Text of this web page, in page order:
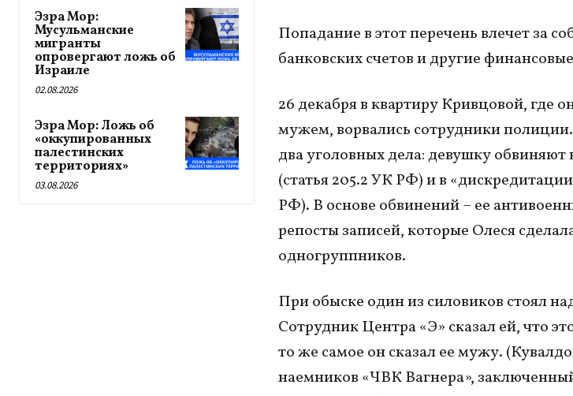
Эзра Мор:
Мусульманские
мигранты
опровергают ложь об
Израиле
02.08.2026
Эзра Мор: Ложь об
«оккупированных
палестинских
территориях»
03.08.2026
Попадание в этот перечень влечет за
банковских счетов и другие
26 декабря в квартиру Кривцовой, где
мужем, ворвались сотрудники
два уголовных дела: девушку
(статья 205.2 УК РФ) и в
РФ). В основе обвинений – ее
репосты записей, которые Олеся
одногруппников.
При обыске один из силовиков стоял
Сотрудник Центра «Э» сказал ей, что
то же самое он сказал ее мужу.
наемников «ЧВК Вагнера»,